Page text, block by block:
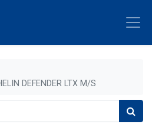
DEFENDER LTX M/S